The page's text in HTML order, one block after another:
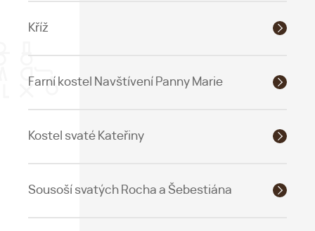
Kříž
Farní kostel Navštívení Panny Marie
Kostel svaté Kateřiny
Sousoší svatých Rocha a Šebestiána